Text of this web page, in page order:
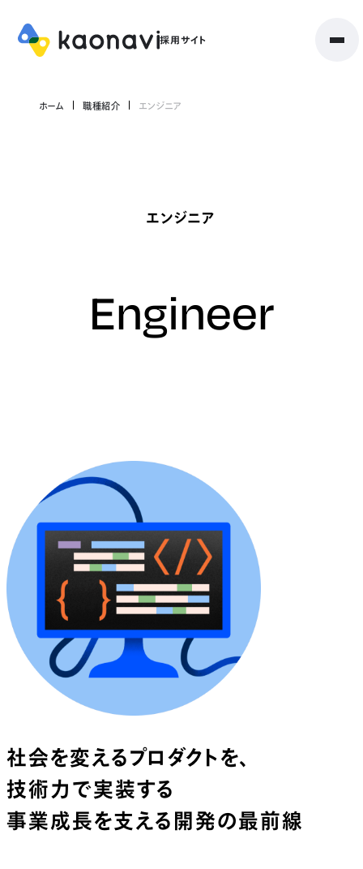
ホーム 職種紹介 エンジニア
エンジニア
Engineer
社会を変えるプロダクトを、
技術力で実装する
事業成長を支える開発の最前線